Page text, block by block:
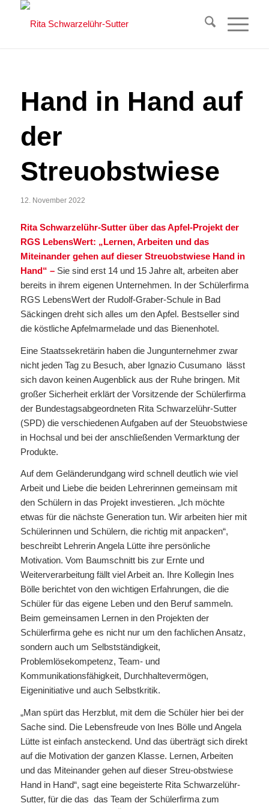
Hand in Hand auf
der
Streuobstwiese
12. November 2022
Rita Schwarzelühr-Sutter über das Apfel-Projekt der
RGS LebensWert: „Lernen, Arbeiten und das
Miteinander gehen auf dieser Streuobstwiese Hand in
Hand“ – Sie sind erst 14 und 15 Jahre alt, arbeiten aber
bereits in ihrem eigenen Unternehmen. In der Schülerfirma
RGS LebensWert der Rudolf-Graber-Schule in Bad
Säckingen dreht sich alles um den Apfel. Bestseller sind
die köstliche Apfelmarmelade und das Bienenhotel.
Eine Staatssekretärin haben die Jungunternehmer zwar
nicht jeden Tag zu Besuch, aber Ignazio Cusumano lässt
sich davon keinen Augenblick aus der Ruhe bringen. Mit
großer Sicherheit erklärt der Vorsitzende der Schülerfirma
der Bundestagsabgeordneten Rita Schwarzelühr-Sutter
(SPD) die verschiedenen Aufgaben auf der Steuobstwiese
in Hochsal und bei der anschließenden Vermarktung der
Produkte.
Auf dem Geländerundgang wird schnell deutlich wie viel
Arbeit und Liebe die beiden Lehrerinnen gemeinsam mit
den Schülern in das Projekt investieren. „Ich möchte
etwas für die nächste Generation tun. Wir arbeiten hier mit
Schülerinnen und Schülern, die richtig mit anpacken“,
beschreibt Lehrerin Angela Lütte ihre persönliche
Motivation. Vom Baumschnitt bis zur Ernte und
Weiterverarbeitung fällt viel Arbeit an. Ihre Kollegin Ines
Bölle berichtet von den wichtigen Erfahrungen, die die
Schüler für das eigene Leben und den Beruf sammeln.
Beim gemeinsamen Lernen in den Projekten der
Schülerfirma gehe es nicht nur um den fachlichen Ansatz,
sondern auch um Selbstständigkeit,
Problemlösekompetenz, Team- und
Kommunikationsfähigkeit, Durchhaltevermögen,
Eigeninitiative und auch Selbstkritik.
„Man spürt das Herzblut, mit dem die Schüler hier bei der
Sache sind. Die Lebensfreude von Ines Bölle und Angela
Lütte ist einfach ansteckend. Und das überträgt sich direkt
auf die Motivation der ganzen Klasse. Lernen, Arbeiten
und das Miteinander gehen auf dieser Streu-obstwiese
Hand in Hand“, sagt eine begeisterte Rita Schwarzelühr-
Sutter, für die das das Team der Schülerfirma zum